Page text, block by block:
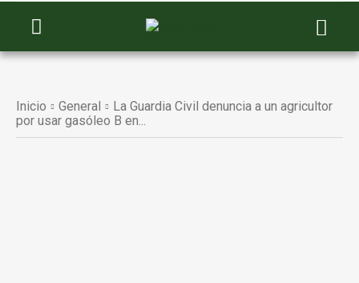
Inicio General
La Guardia Civil denuncia a un agricultor
por usar gasóleo B en...